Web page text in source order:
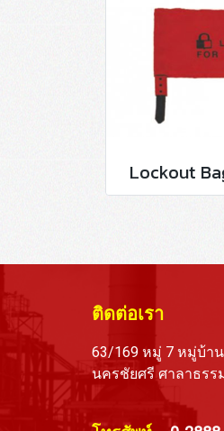
Lockout
ติดต่อเรา
63/169 หมู่ 7 หมู่บ้า
นครชัยศรี ศาลาธรร